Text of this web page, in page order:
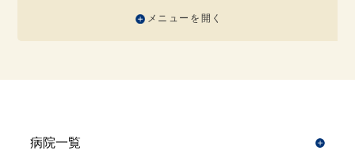
メニューを開く
病院一覧